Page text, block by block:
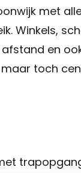
met
Winkels,
en
toch